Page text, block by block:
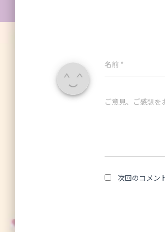
名前 *
ご意見、ご感想を
次回のコメン